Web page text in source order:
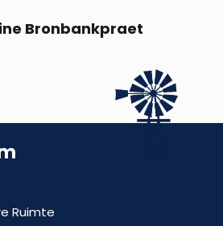
Bronbankpraet
Ruimte